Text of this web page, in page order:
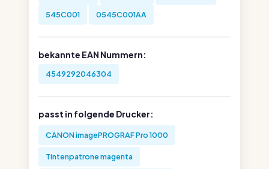
545C001 0545C001AA
bekannte EAN Nummern:
4549292046304
passt in folgende Drucker:
CANON imagePROGRAF Pro 1000
Tintenpatrone magenta